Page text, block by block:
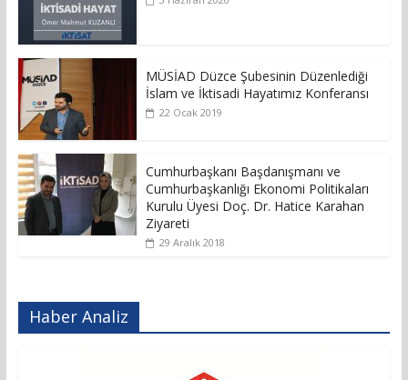
MÜSİAD Düzce Şubesinin Düzenlediği
İslam ve İktisadi Hayatımız Konferansı
22 Ocak 2019
Cumhurbaşkanı Başdanışmanı ve
Cumhurbaşkanlığı Ekonomi Politikaları
Kurulu Üyesi Doç. Dr. Hatice Karahan
Ziyareti
29 Aralık 2018
Haber Analiz